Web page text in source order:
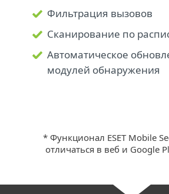
Фильтрация вызовов
Сканирование по
Автоматическое
модулей обнаружения
* Функционал ESET Mobile
отличаться в веб и Google